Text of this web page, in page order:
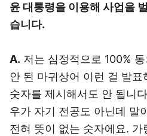
윤 대통령을 이용해 사업을
습니다.
A. 저는 심정적으로 100%
안 된 마귀상어 이런 걸 발
숫자를 제시해서도 안 됩니
우가 자기 전공도 아닌데 말
전혀 뜻이 없는 숫자에요. 가